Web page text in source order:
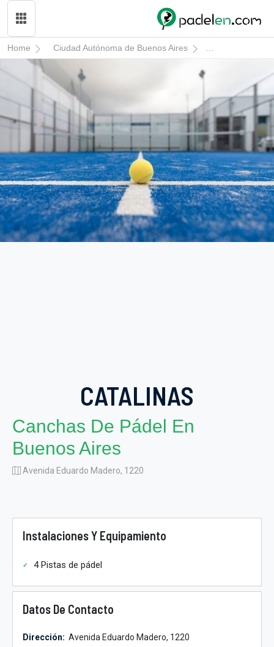
Home Ciudad Autónoma de Buenos Aires Buenos Aires
CATALINAS
Canchas De Pádel En
Buenos Aires
Avenida Eduardo Madero, 1220
Instalaciones Y Equipamiento
4 Pistas de pádel
Datos De Contacto
Dirección: Avenida Eduardo Madero, 1220